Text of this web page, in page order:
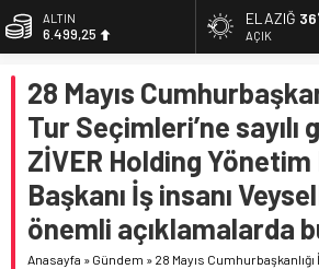
GÜNEŞ; 12 AĞUSTOS’TA
SOSYAL MEDYANIN KÜÇÜK YAŞ
ALTIN
6.499,25
13.798,82
DOLAR
47,5921
54,9747
ELAZIĞ
AÇIK
28 Mayıs
Tur Seçimleri’ne sayılı
ZİVER Holding
Başkanı İş insanı
önemli açıklamalarda
Anasayfa » Gündem » 28 Mayıs